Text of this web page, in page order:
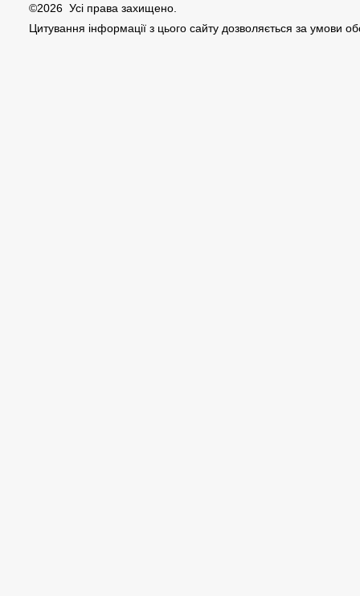
©2026 Усі права захищено.
Цитування інформації з цього сайту дозволяється за умови